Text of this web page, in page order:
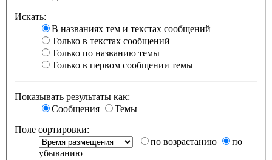
Искать:
В названиях тем и текстах сообщений
Только в текстах сообщений
Только по названию темы
Только в первом сообщении темы
Показывать результаты как:
Сообщения
Темы
Поле сортировки:
по возрастанию
по
убыванию